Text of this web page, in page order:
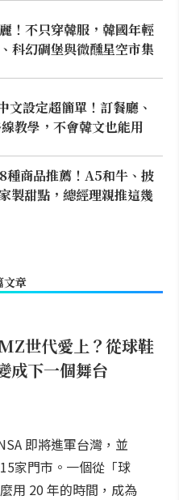
！不只穿韓服，韓國年輕
科幻碉堡與微醺星空市集
設定超簡單！訂餐廳、
教學，不會韓文也能用
商品推薦！A5和牛、披
製甜點，總經理親推這幾
文章
世代愛上？從球鞋
成下一個舞台
即將進軍台灣，並
家門市。一個從「球
用 20 年的時間，成為